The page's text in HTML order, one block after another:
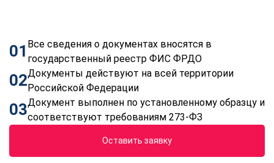
01 Все сведения о документах вносятся в
государственный реестр ФИС ФРДО
02Документы действуют на всей территории
Российской Федерации
03Документ выполнен по установленному образцу и
соответствуют требованиям 273-ФЗ
Оставить заявку